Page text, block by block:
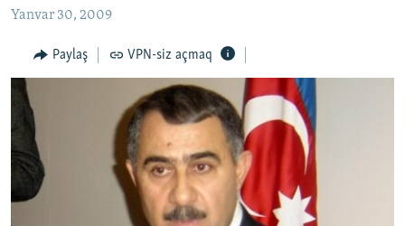
FƏRQƏ BAX
QANUNI DOĞRU
ARAŞDIRMA
MULTIMEDIA
VIDEO
FOTOQALEREYA
RADIO ARXIV
OXU ZALI
AZƏRBAYCAN ƏDƏBIYYATI KITABXANASI
HAQQIMIZDA
Yanvar 30, 2009
Paylaş VPN-siz açmaq